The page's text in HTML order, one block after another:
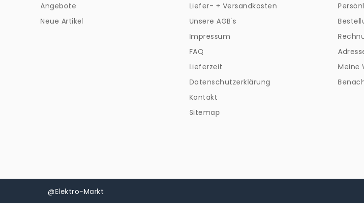
Angebote
Neue Artikel
Liefer- + Versandkosten
Unsere AGB's
Impressum
FAQ
Lieferzeit
Datenschutzerklärung
Kontakt
Sitemap
Meine
@Elektro-Markt